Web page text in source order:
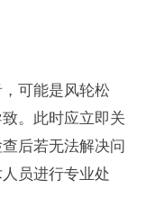
可能是风轮松
。此时应立即关
后若无法解决问
员进行专业处